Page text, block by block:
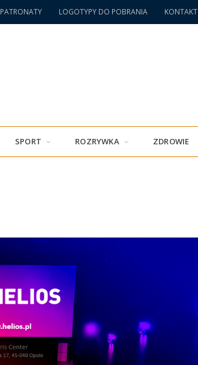
PATRONATY LOGOTYPY DO POBRANIA KONTAKT
SPORT ROZRYWKA ZDROWIE